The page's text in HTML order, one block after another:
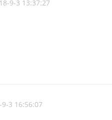
9-3 13:37:27
9-3 16:56:07